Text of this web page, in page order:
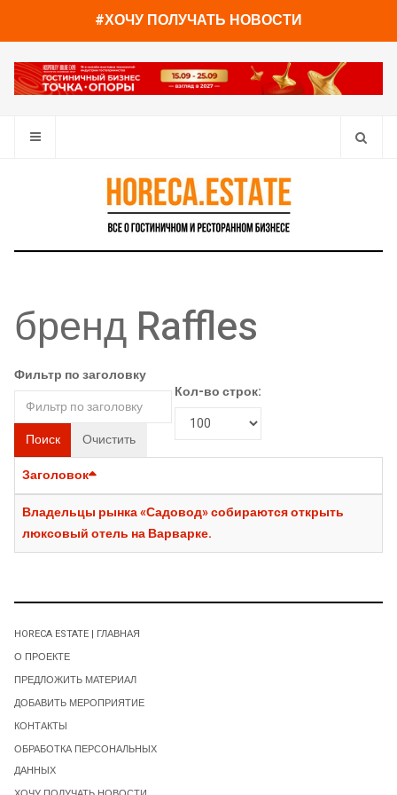
#ХОЧУ ПОЛУЧАТЬ НОВОСТИ
бренд Raffles
Фильтр по заголовку
Поиск Очистить
Кол-во строк:
Заголовок
Владельцы рынка «Садовод» собираются открыть
люксовый отель на Варварке.
HORECA ESTATE | ГЛАВНАЯ
О ПРОЕКТЕ
ПРЕДЛОЖИТЬ МАТЕРИАЛ
ДОБАВИТЬ МЕРОПРИЯТИЕ
КОНТАКТЫ
ОБРАБОТКА ПЕРСОНАЛЬНЫХ
ДАННЫХ